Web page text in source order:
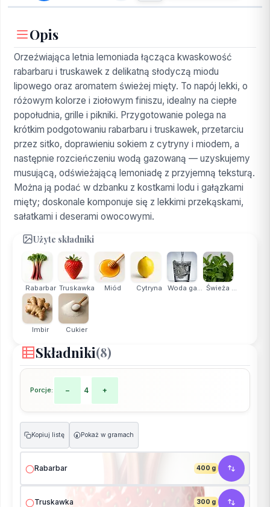
Opis
Orzeźwiająca letnia lemoniada łącząca kwaskowość
rabarbaru i truskawek z delikatną słodyczą miodu
lipowego oraz aromatem świeżej mięty. To napój lekki, o
różowym kolorze i ziołowym finiszu, idealny na ciepłe
popołudnia, grille i pikniki. Przygotowanie polega na
krótkim podgotowaniu rabarbaru i truskawek, przetarciu
przez sitko, doprawieniu sokiem z cytryny i miodem, a
następnie rozcieńczeniu wodą gazowaną — uzyskujemy
musującą, odświeżającą lemoniadę z przyjemną teksturą.
Można ją podać w dzbanku z kostkami lodu i gałązkami
mięty; doskonale komponuje się z lekkimi przekąskami,
sałatkami i deserami owocowymi.
Użyte składniki
Rabarbar Truskawka Miód Cytryna Woda ga... Świeża ...
Imbir Cukier
Składniki(8)
Porcje: − 4 +
Kopiuj listę g Pokaż w gramach
Rabarbar 400 g
Truskawka 300 g